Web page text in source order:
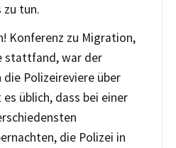
zu tun.
Konferenz zu Migration,
stattfand, war der
Polizeireviere über
üblich, dass bei einer
die Polizei in